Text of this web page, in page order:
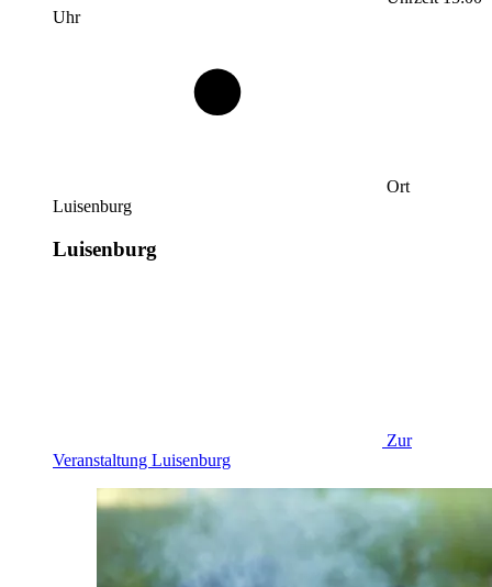
Uhr
Ort
Luisenburg
Luisenburg
Zur
Veranstaltung Luisenburg